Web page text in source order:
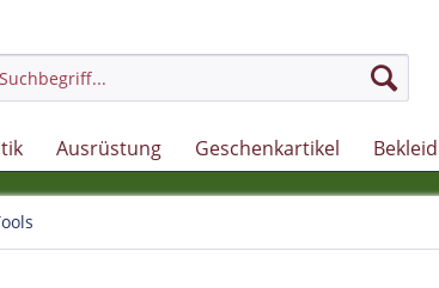
Ausrüstung Geschenkartikel